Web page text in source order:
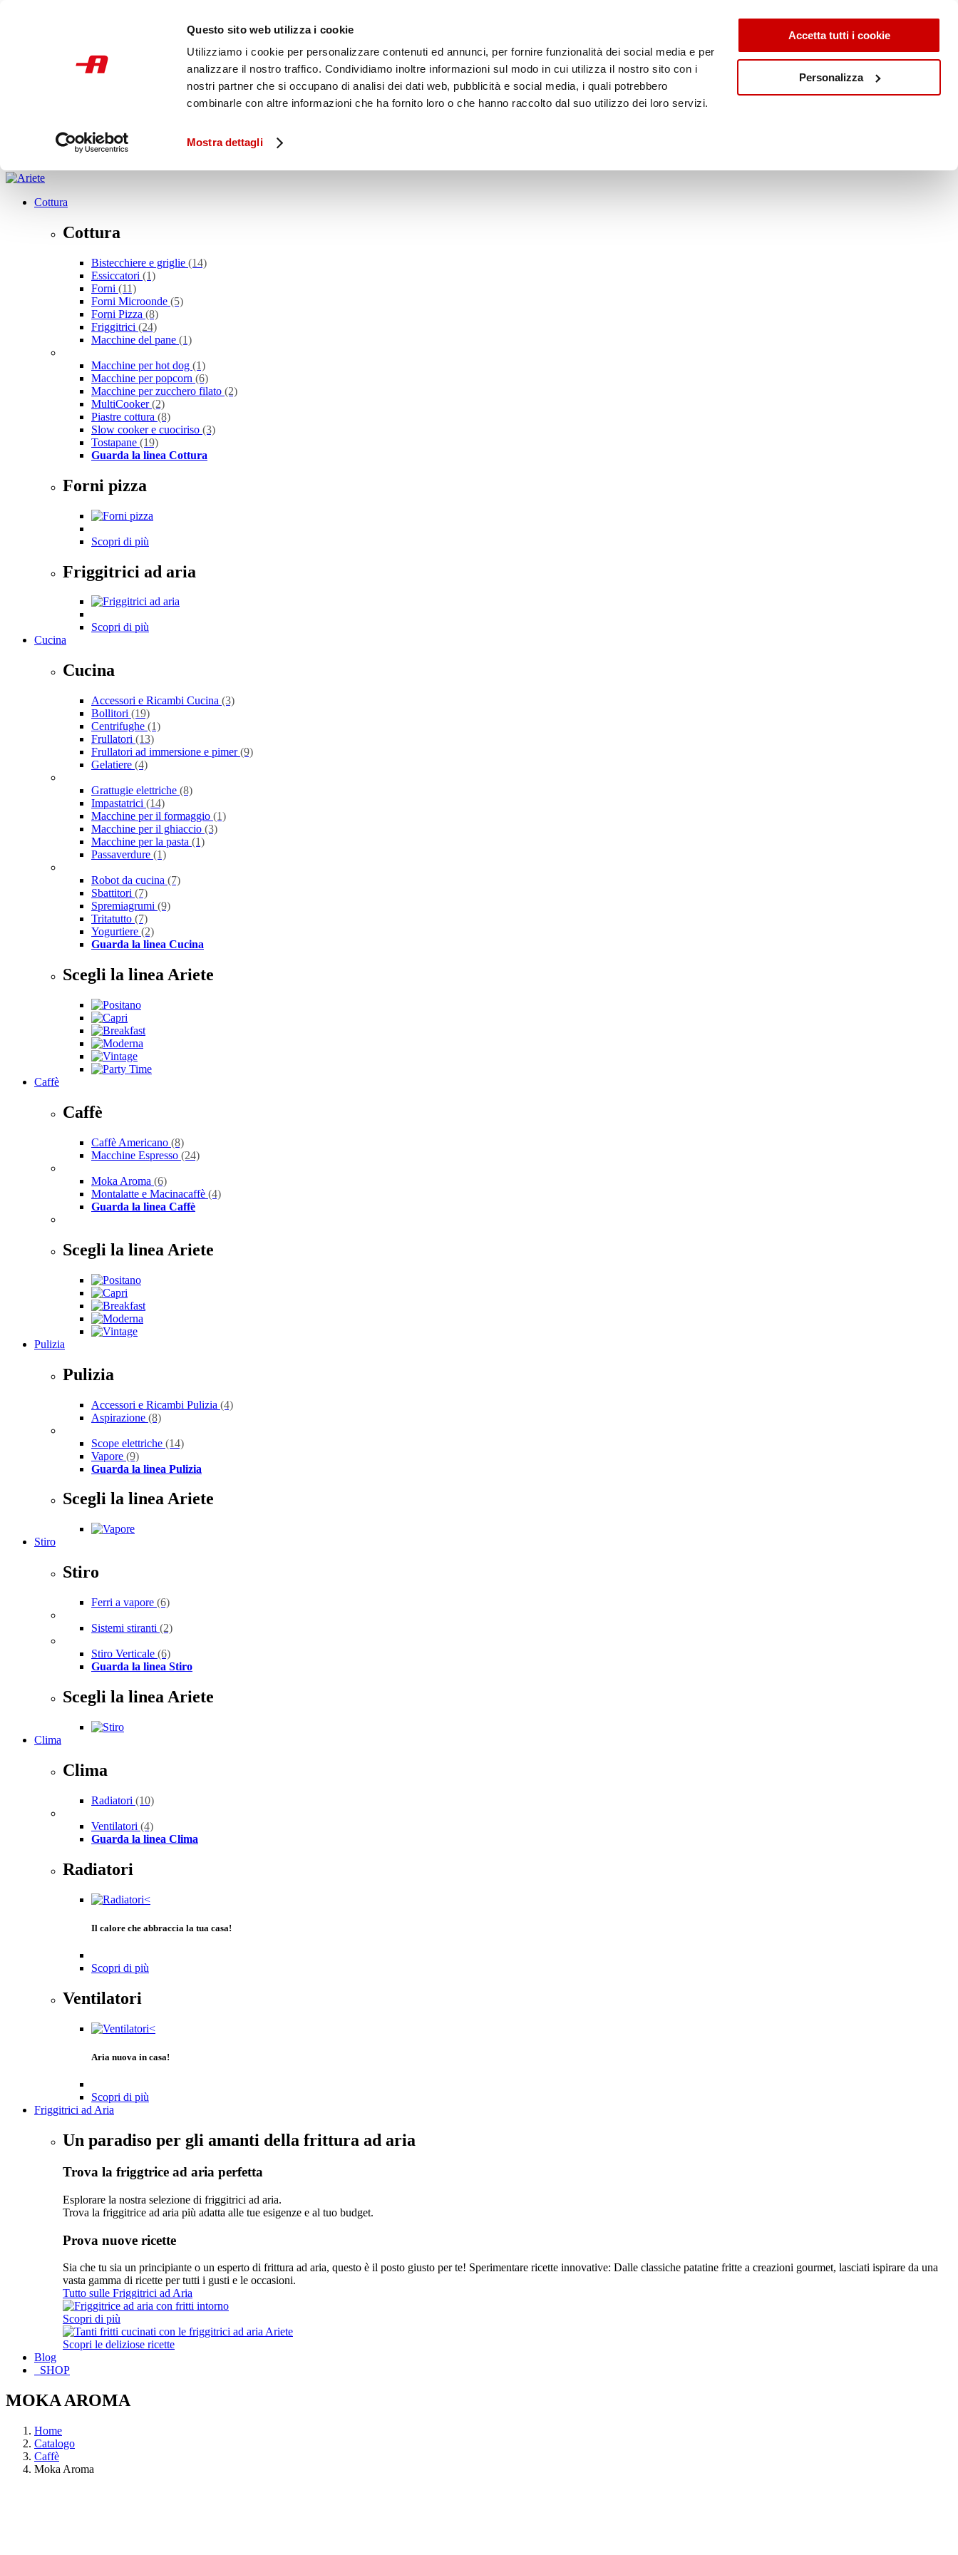
Questo sito web utilizza i cookie
Utilizziamo i cookie per personalizzare contenuti ed annunci, per fornire funzionalità dei social media e per
analizzare il nostro traffico. Condividiamo inoltre informazioni sul modo in cui utilizza il nostro sito con i
nostri partner che si occupano di analisi dei dati web, pubblicità e social media, i quali potrebbero
combinarle con altre informazioni che ha fornito loro o che hanno raccolto dal suo utilizzo dei loro servizi.
Mostra dettagli
Accetta tutti i cookie
Personalizza
Italia
Cottura
Cottura
Bistecchiere e griglie (14)
Essiccatori (1)
Forni (11)
Forni Microonde (5)
Forni Pizza (8)
Friggitrici (24)
Macchine del pane (1)
Macchine per hot dog (1)
Macchine per popcorn (6)
Macchine per zucchero filato (2)
MultiCooker(2)
Piastre cottura (8)
Slow cooker e cuociriso (3)
Tostapane (19)
Guarda la linea Cottura
Forni pizza
Scopri di più
Friggitrici ad aria
Scopri di più
Cucina
Cucina
Accessori e Ricambi Cucina (3)
Bollitori (19)
Centrifughe (1)
Frullatori (13)
Frullatori ad immersione e pimer(9)
Gelatiere (4)
Grattugie elettriche (8)
Impastatrici (14)
Macchine per il formaggio (1)
Macchine per il ghiaccio (3)
Macchine per la pasta (1)
Passaverdure (1)
Robot da cucina (7)
Sbattitori (7)
Spremiagrumi (9)
Tritatutto (7)
Yogurtiere (2)
Guarda la linea Cucina
Scegli la linea Ariete
Caffè
Caffè
Caffè Americano (8)
Macchine Espresso (24)
Moka Aroma (6)
Montalatte e Macinacaffè (4)
Guarda la linea Caffè
Scegli la linea Ariete
Pulizia
Pulizia
Accessori e Ricambi Pulizia (4)
Aspirazione (8)
Scope elettriche (14)
Vapore (9)
Guarda la linea Pulizia
Scegli la linea Ariete
Stiro
Stiro
Ferri a vapore (6)
Sistemi stiranti (2)
Stiro Verticale (6)
Guarda la linea Stiro
Scegli la linea Ariete
Clima
Clima
Radiatori (10)
Ventilatori (4)
Guarda la linea Clima
Radiatori
Il calore che abbraccia la tua casa!
Scopri di più
Ventilatori
Aria nuova in casa!
Scopri di più
Friggitrici ad Aria
Un paradiso per gli amanti della frittura ad aria
Trova la friggtrice ad aria perfetta
Esplorare la nostra selezione di friggitrici ad aria.
Trova la friggitrice ad aria più adatta alle tue esigenze e al tuo budget.
Prova nuove ricette
Sia che tu sia un principiante o un esperto di frittura ad aria, questo è il posto giusto per te! Sperimentare ricette innovative: Dalle classiche patatine fritte a creazioni gourmet, lasciati ispirare da una
vasta gamma di ricette per tutti i gusti e le occasioni.
Tutto sulle Friggitrici ad Aria
Scopri di più
Scopri le deliziose ricette
Blog
SHOP
MOKA AROMA
Home
Catalogo
Caffè
Moka Aroma